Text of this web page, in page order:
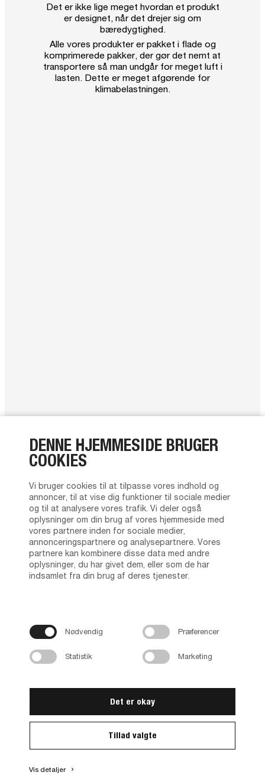
DENNE HJEMMESIDE BRUGER
COOKIES
Vi bruger cookies til at tilpasse vores indhold og
annoncer, til at vise dig funktioner til sociale medier
og til at analysere vores trafik. Vi deler også
oplysninger om din brug af vores hjemmeside med
vores partnere inden for sociale medier,
annonceringspartnere og analysepartnere. Vores
partnere kan kombinere disse data med andre
oplysninger, du har givet dem, eller som de har
indsamlet fra din brug af deres tjenester.
Nødvendig Præferencer
Statistik Marketing
Tillad valgte
Det er okay
Vis detaljer keyboard_arrow_right
Det er ikke lige meget hvordan et produkt
er designet, når det drejer sig om
bæredygtighed.
Alle vores produkter er pakket i flade og
komprimerede pakker, der gør det nemt at
transportere så man undgår for meget luft i
lasten. Dette er meget afgørende for
klimabelastningen.